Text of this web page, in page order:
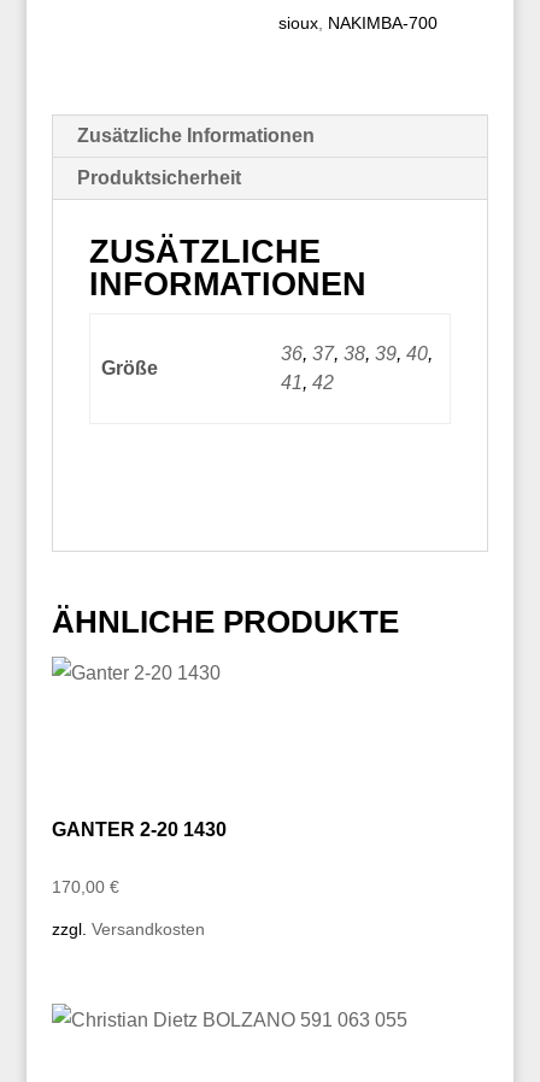
sioux NAKIMBA-700
Zusätzliche Informationen
Produktsicherheit
ZUSÄTZLICHE
INFORMATIONEN
Größe
36, 37, 38, 39, 40,
41, 42
ÄHNLICHE PRODUKTE
GANTER 2-20 1430
170,00 €
zzgl. Versandkosten